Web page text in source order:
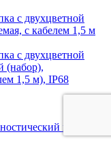
с двухцветной
с кабелем 1,5 м
с двухцветной
(набор),
1,5 м), IP68
прибор с